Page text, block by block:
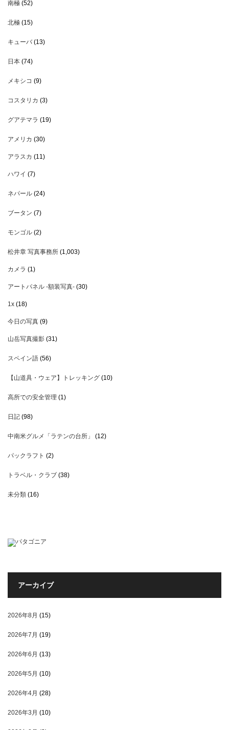
南極 (52)
北極 (15)
キューバ(13)
日本 (74)
メキシコ (9)
コスタリカ (3)
グアテマラ (19)
アメリカ (30)
アラスカ (11)
ハワイ (7)
ネパール (24)
ブータン (7)
モンゴル (2)
松井章 写真事務所 (1,003)
カメラ (1)
アートパネル -額装写真- (30)
1x (18)
今日の写真 (9)
山岳写真撮影 (31)
スペイン語 (56)
【山道具・ウェア】トレッキング (10)
高所での安全管理 (1)
日記 (98)
中南米グルメ「ラテンの台所」 (12)
パックラフト (2)
トラベル・クラブ (38)
未分類 (16)
アーカイブ
2026年8月 (15)
2026年7月 (19)
2026年6月 (13)
2026年5月 (10)
2026年4月 (28)
2026年3月 (10)